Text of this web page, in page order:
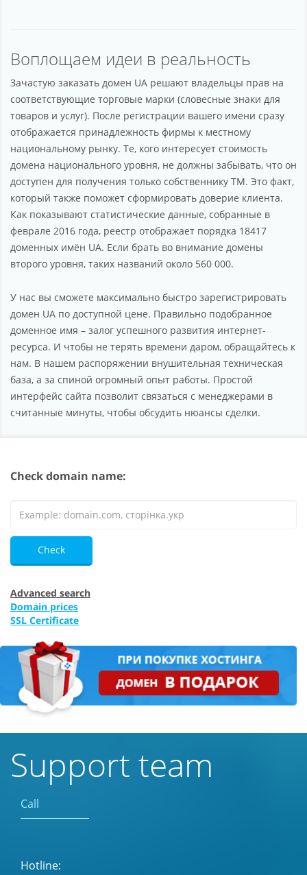
Воплощаем идеи в реальность
Зачастую заказать домен UA решают владельцы прав на
соответствующие торговые марки (словесные знаки для
товаров и услуг). После регистрации вашего имени сразу
отображается принадлежность фирмы к местному
национальному рынку. Те, кого интересует стоимость
домена национального уровня, не должны забывать, что он
доступен для получения только собственнику ТМ. Это факт,
который также поможет сформировать доверие клиента.
Как показывают статистические данные, собранные в
феврале 2016 года, реестр отображает порядка 18417
доменных имён UA. Если брать во внимание домены
второго уровня, таких названий около 560 000.
У нас вы сможете максимально быстро зарегистрировать
домен UA по доступной цене. Правильно подобранное
доменное имя – залог успешного развития интернет-
ресурса. И чтобы не терять времени даром, обращайтесь к
нам. В нашем распоряжении внушительная техническая
база, а за спиной огромный опыт работы. Простой
интерфейс сайта позволит связаться с менеджерами в
считанные минуты, чтобы обсудить нюансы сделки.
Check domain name:
Check
Advanced search
Domain prices
SSL Certificate
Support team
Call
Hotline: